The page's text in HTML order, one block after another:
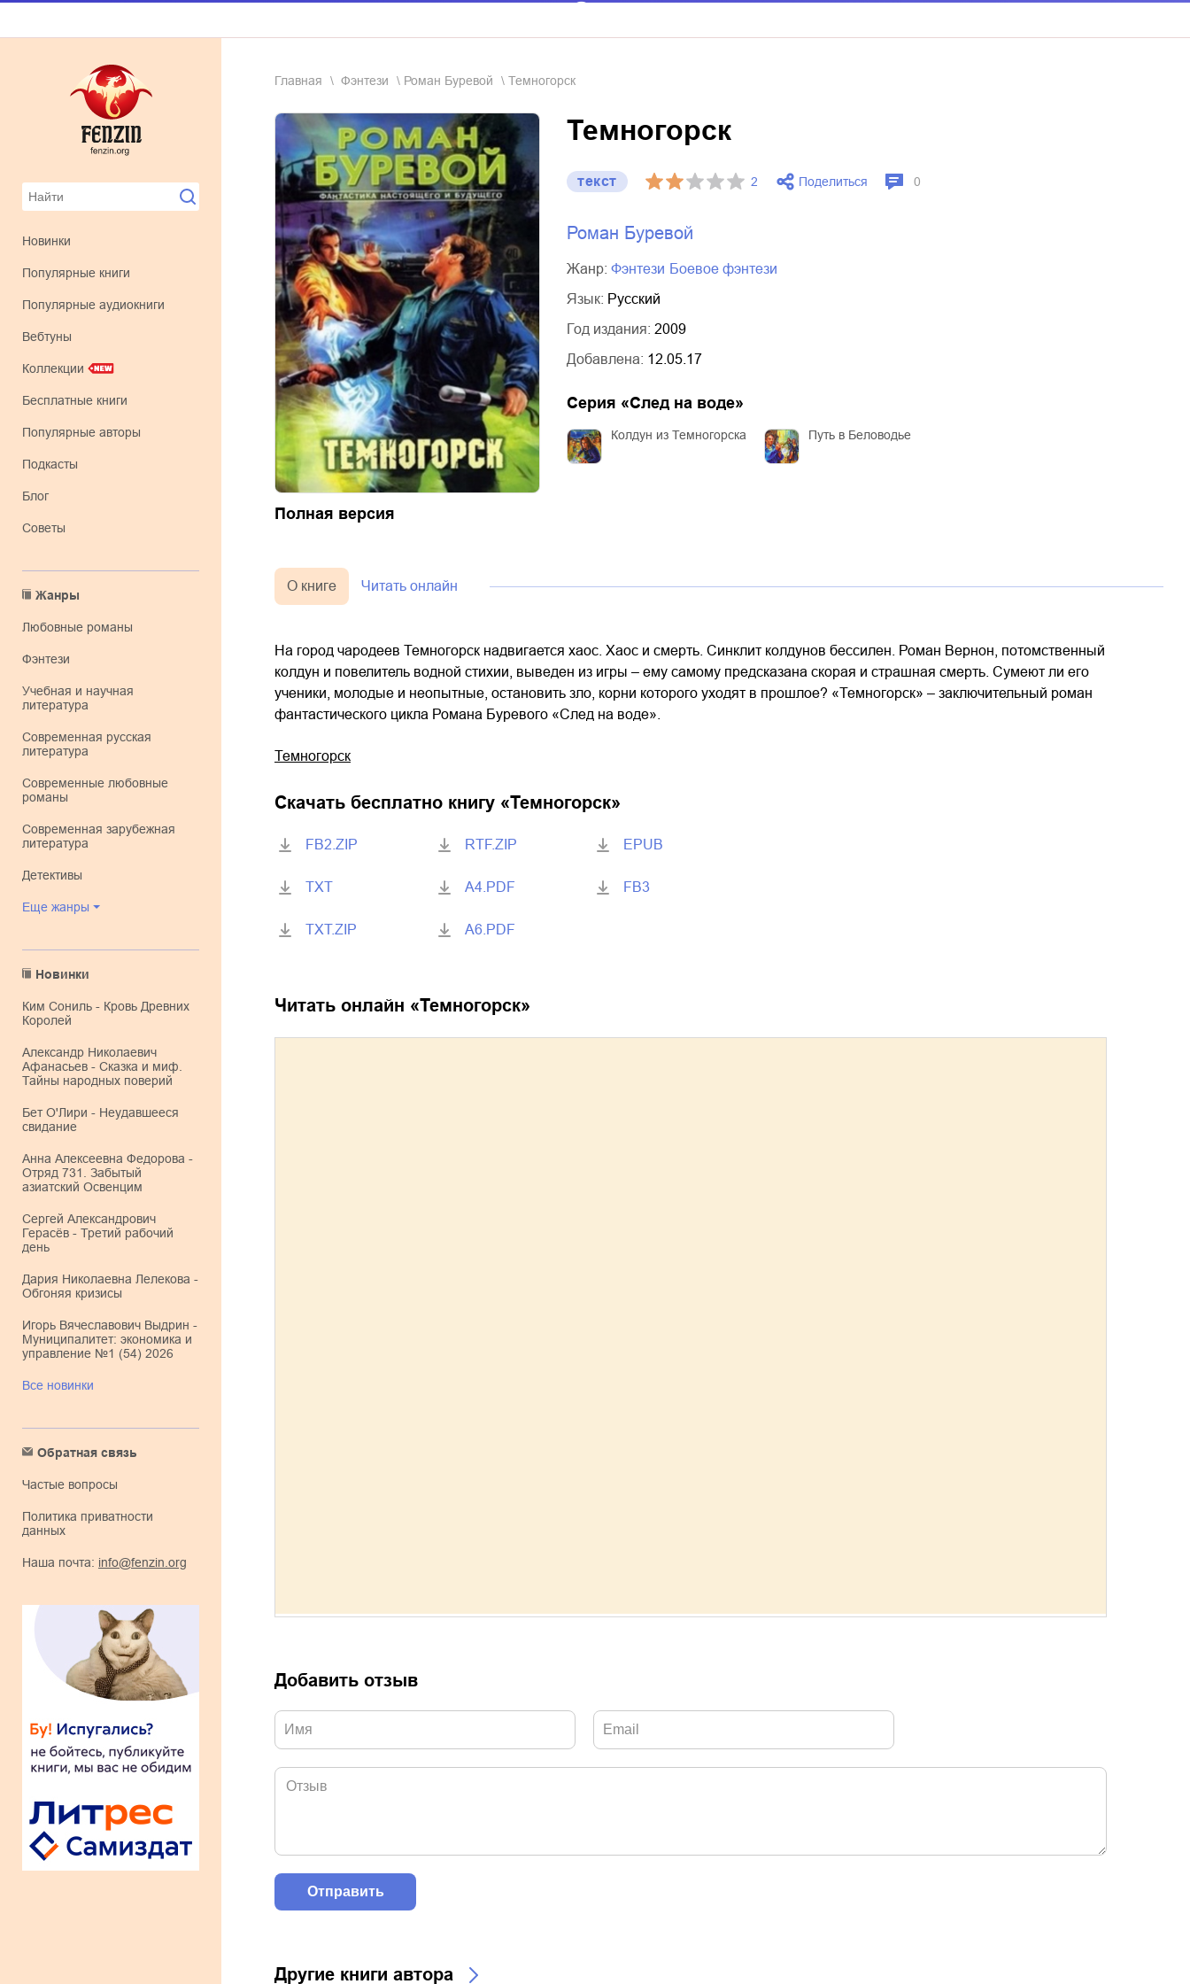
Новинки
Популярные книги
Популярные аудиокниги
Вебтуны
Коллекции
Бесплатные книги
Популярные авторы
Подкасты
Блог
Советы
Жанры
любовные романы
фэнтези
учебная и научная
литература
современная русская
литература
современные любовные
романы
современная зарубежная
литература
детективы
Еще жанры
Новинки
Ким Сониль - Кровь Древних
Королей
Александр Николаевич
Афанасьев - Сказка и миф.
Тайны народных поверий
Бет О'Лири - Неудавшееся
свидание
Анна Алексеевна Федорова -
Отряд 731. Забытый
азиатский Освенцим
Сергей Александрович
Герасёв - Третий рабочий
день
Дария Николаевна Лелекова -
Обгоняя кризисы
Игорь Вячеславович Выдрин -
Муниципалитет: экономика и
управление №1 (54) 2026
Все новинки
Обратная связь
Частые вопросы
Политика приватности
данных
Наша почта: info@fenzin.org
Главная фэнтези Роман Буревой Темногорск
Полная версия
Темногорск
текст 2 Поделиться 0
Роман Буревой
Жанр: фэнтези
боевое фэнтези
Язык: Русский
Год издания: 2009
Добавлена: 12.05.17
Серия «След на воде»
Колдун из Темногорска Путь в Беловодье
О книге Читать онлайн
На город чародеев Темногорск надвигается хаос. Хаос и смерть. Синклит колдунов бессилен. Роман Вернон, потомственный
колдун и повелитель водной стихии, выведен из игры – ему самому предсказана скорая и страшная смерть. Сумеют ли его
ученики, молодые и неопытные, остановить зло, корни которого уходят в прошлое? «Темногорск» – заключительный роман
фантастического цикла Романа Буревого «След на воде».
Темногорск
Скачать бесплатно книгу «Темногорск»
FB2.ZIP
TXT
TXT.ZIP
RTF.ZIP
A4.PDF
A6.PDF
EPUB
FB3
Читать онлайн «Темногорск»
Добавить отзыв
Другие книги автора